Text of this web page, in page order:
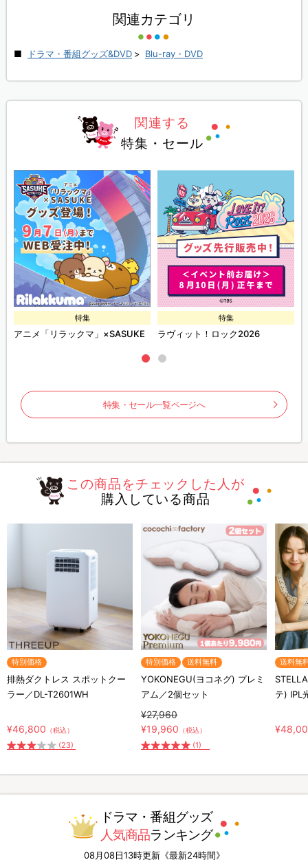
関連カテゴリ
ドラマ・番組グッズ&DVD > Blu-ray・DVD
関連する
特集・セール
特集
アニメ「リラックマ」×SASUKE
特集
ラヴィット！ロック2026
特集・セール一覧ページへ
この商品をチェックした人が
購入している商品
特別価格
排熱ダクトレス スポットクー
ラー／DL-T2601WH
¥46,800 （税込）
(23)
特別価格 送料無料
YOKONEGU(ヨコネグ) プレミ
アム／2個セット
¥27,960
¥19,960 （税込）
(1)
送料無
テ) IPL
ドラマ・番組グッズ
人気商品ランキング
08月08日13時更新《最新24時間》